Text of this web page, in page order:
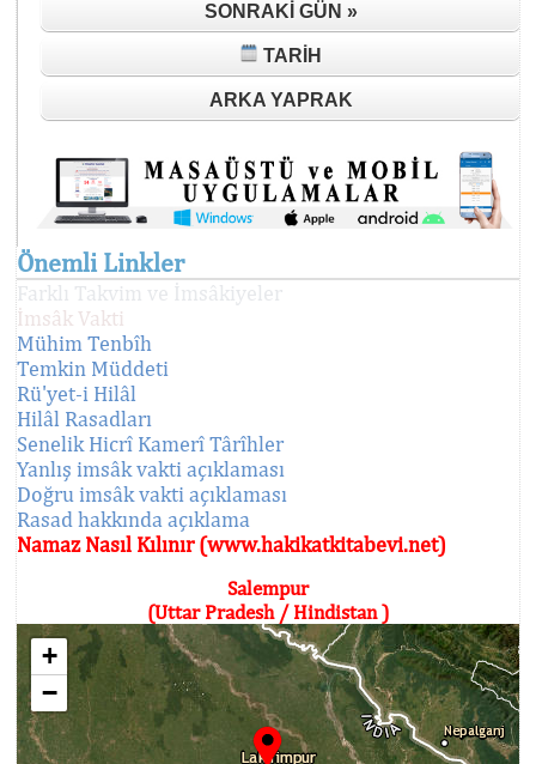
SONRAKI GÜN »
TARIH
ARKA YAPRAK
Önemli Linkler
Farklı Takvim ve İmsâkiyeler
İmsâk Vakti
Mühim Tenbîh
Temkin Müddeti
Rü'yet-i Hilâl
Hilâl Rasadları
Senelik Hicrî Kamerî Târîhler
Yanlış imsâk vakti açıklaması
Doğru imsâk vakti açıklaması
Rasad hakkında açıklama
Namaz Nasıl Kılınır (www.hakikatkitabevi.net)
Salempur
(Uttar Pradesh / Hindistan )
+
−